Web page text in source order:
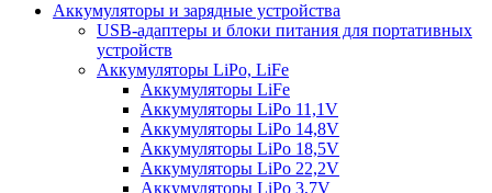
Аккумуляторы и зарядные устройства
USB-адаптеры и блоки питания для портативных
устройств
Аккумуляторы LiPo, LiFe
Аккумуляторы LiFe
Аккумуляторы LiPo 11,1V
Аккумуляторы LiPo 14,8V
Аккумуляторы LiPo 18,5V
Аккумуляторы LiPo 22,2V
Аккумуляторы LiPo 3,7V